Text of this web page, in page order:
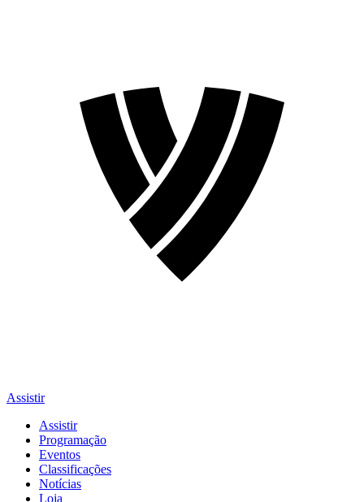
Assistir
Assistir
Programação
Eventos
Classificações
Notícias
Loja